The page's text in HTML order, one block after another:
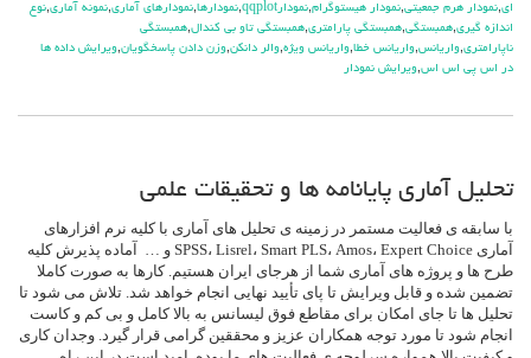
اي,نمودار هرم جمعيتي,نمودار هيستوگرام,نمودارqqplot ,نمودارها,نمودارهاي آماري,نمونه آماري,نوع
اندازه گيري,همبستگي,همبستگي پارامتري,همبستگي تاو بي کندال,همبستگي
ناپارامتري,واريانس,واريانس خطا,واريانس ويژه,والر دانكن,وزن دادن پاسخگويان,ويرايش داده ها
در اس پي اس اس,ويرايش نمودار
تحلیل آماری پایانامه ها و تحقیقات علمی
با سابقه ی فعالیت مستمر در زمینه ی تحلیل های آماری با کلیه نرم افزارهای
آماری SPSS، Lisrel، Smart PLS، Amos، Expert Choice و … آماده پذیرش کلیه
طرح ها و پروژه های آماری شما از هرجای ایران هستیم. کارها به صورت کاملا
تضمین شده و قابل ویرایش تا پای تأیید نهایی انجام خواهد شد. تلاش می شود تا
تحلیل ها تا جای امکان برای مقاطع فوق لیسانس به بالا کامل و بی کم و کاست
انجام شود تا مورد توجه همکاران عزیز و محققین گرامی قرار گیرد. وجدان کاری